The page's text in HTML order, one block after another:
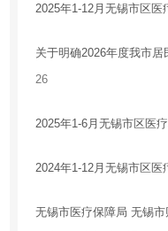
税收优惠
应急管理
法治政府建设工作情
2025年1-12月无锡市区医
关于明确2026年度我市
26
2025年1-6月无锡市区医
2024年1-12月无锡市区医
无锡市医疗保障局 无锡